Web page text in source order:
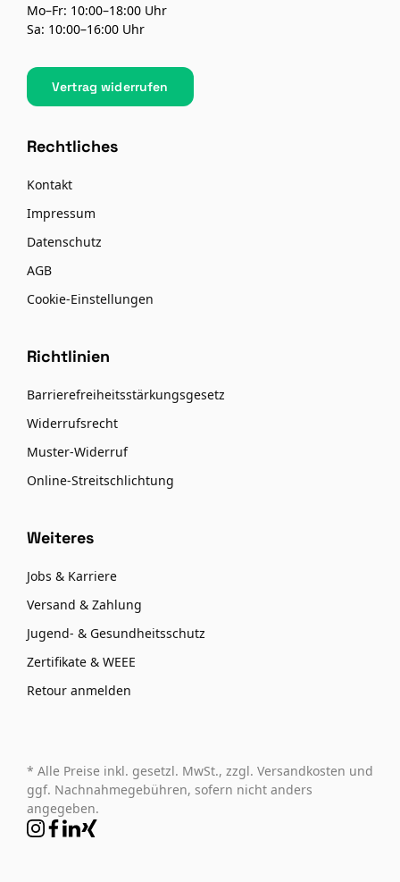
Mo–Fr: 10:00–18:00 Uhr
Sa: 10:00–16:00 Uhr
Vertrag widerrufen
Rechtliches
Kontakt
Impressum
Datenschutz
AGB
Cookie-Einstellungen
Richtlinien
Barrierefreiheitsstärkungsgesetz
Widerrufsrecht
Muster-Widerruf
Online-Streitschlichtung
Weiteres
Jobs & Karriere
Versand & Zahlung
Jugend- & Gesundheitsschutz
Zertifikate & WEEE
Retour anmelden
* Alle Preise inkl. gesetzl. MwSt., zzgl. Versandkosten und
ggf. Nachnahmegebühren, sofern nicht anders
angegeben.